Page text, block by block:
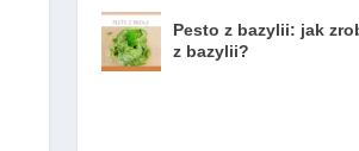
Pesto z bazylii: jak
z bazylii?